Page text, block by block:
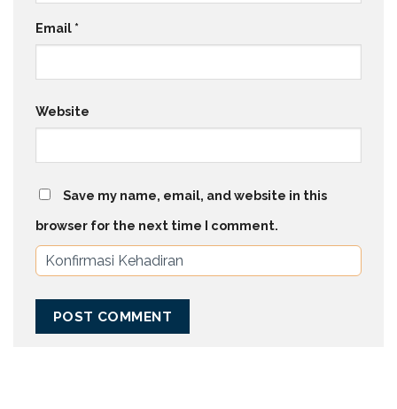
Email *
Website
Save my name, email, and website in this
browser for the next time I comment.